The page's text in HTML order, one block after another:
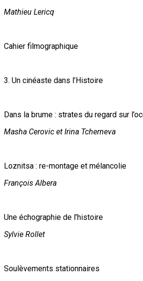
Mathieu Lericq
Cahier filmographique
3. Un cinéaste dans l’Histoire
Dans la brume : strates du regard sur
Masha Cerovic et Irina Tcherneva
Loznitsa : re-montage et mélancolie
François Albera
Une échographie de l’histoire
Sylvie Rollet
Soulèvements stationnaires